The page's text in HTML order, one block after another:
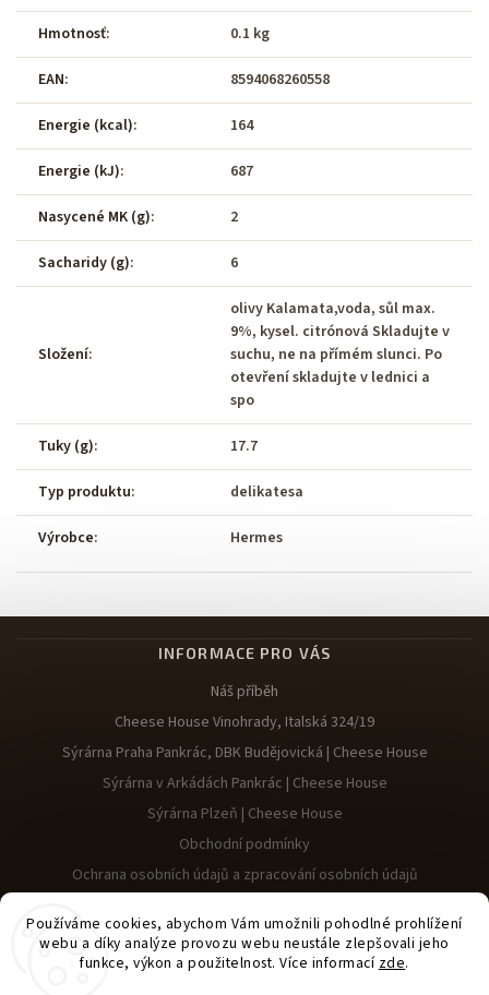
Používáme cookies, abychom Vám umožnili pohodlné prohlížení
webu a díky analýze provozu webu neustále zlepšovali jeho
funkce, výkon a použitelnost. Více informací zde.
Hmotnosť: 0.1 kg
EAN: 8594068260558
Energie (kcal): 164
Energie (kJ): 687
Nasycené MK (g): 2
Sacharidy (g): 6
Složení:
olivy Kalamata,voda, sůl max.
9%, kysel. citrónová Skladujte v
suchu, ne na přímém slunci. Po
otevření skladujte v lednici a
spo
Tuky (g): 17.7
Typ produktu: delikatesa
Výrobce: Hermes
INFORMACE PRO VÁS
Náš příběh
Cheese House Vinohrady, Italská 324/19
Sýrárna Praha Pankrác, DBK Budějovická | Cheese House
Sýrárna v Arkádách Pankrác | Cheese House
Sýrárna Plzeň | Cheese House
Obchodní podmínky
Ochrana osobních údajů a zpracování osobních údajů